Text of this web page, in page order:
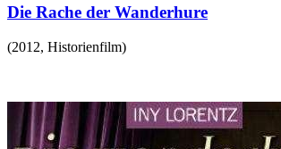
Die Rache der Wanderhure
(2012, Historienfilm)